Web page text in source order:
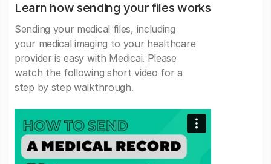
Learn how sending your files works
Sending your medical files, including
your medical imaging to your healthcare
provider is easy with Medicai. Please
watch the following short video for a
step by step walkthrough.